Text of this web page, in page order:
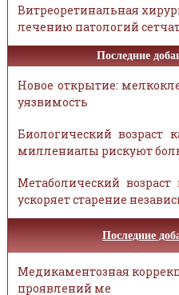
Витреоретинальная
лечению патологий
Последние
Новое открытие:
уязвимость
Биологический возраст
миллениалы рискуют
Метаболический
ускоряет старение
Последние
Медикаментозная
проявлений ме